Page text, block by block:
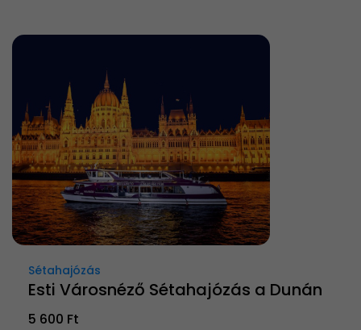
Sétahajózás
Esti Városnéző Sétahajózás a Dunán
5 600 Ft